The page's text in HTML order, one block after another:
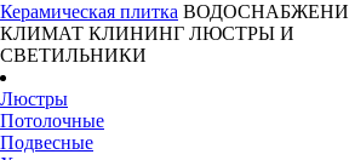
Керамическая плитка
КЛИМАТ КЛИНИНГ ЛЮСТРЫ И
СВЕТИЛЬНИКИ
Люстры
Потолочные
Подвесные